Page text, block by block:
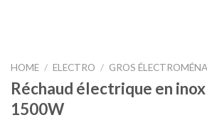
HOME / ELECTRO / GROS
Réchaud électrique en
1500W